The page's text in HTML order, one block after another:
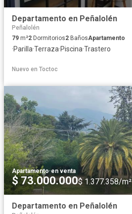
Departamento en Peñalolén
Peñalolén
79 m²2 Dormitorios2 BañosApartamento
·Parilla·Terraza·Piscina·Trastero
Nuevo en Toctoc
Apartamento·en venta
$ 73.000.000$ 1.377.358/m²
Departamento en Peñalolén